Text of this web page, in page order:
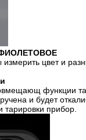
цвет и
функции
и будет
тарировки прибор.